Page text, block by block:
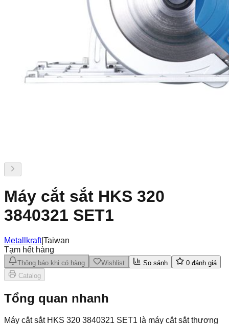
Máy cắt sắt HKS 320
3840321 SET1
Metallkraft|Taiwan
Tạm hết hàng
Thông báo khi có hàng Wishlist So sánh 0 đánh giá
Catalog
Tổng quan nhanh
Máy cắt sắt HKS 320 3840321 SET1 là máy cắt sắt thương